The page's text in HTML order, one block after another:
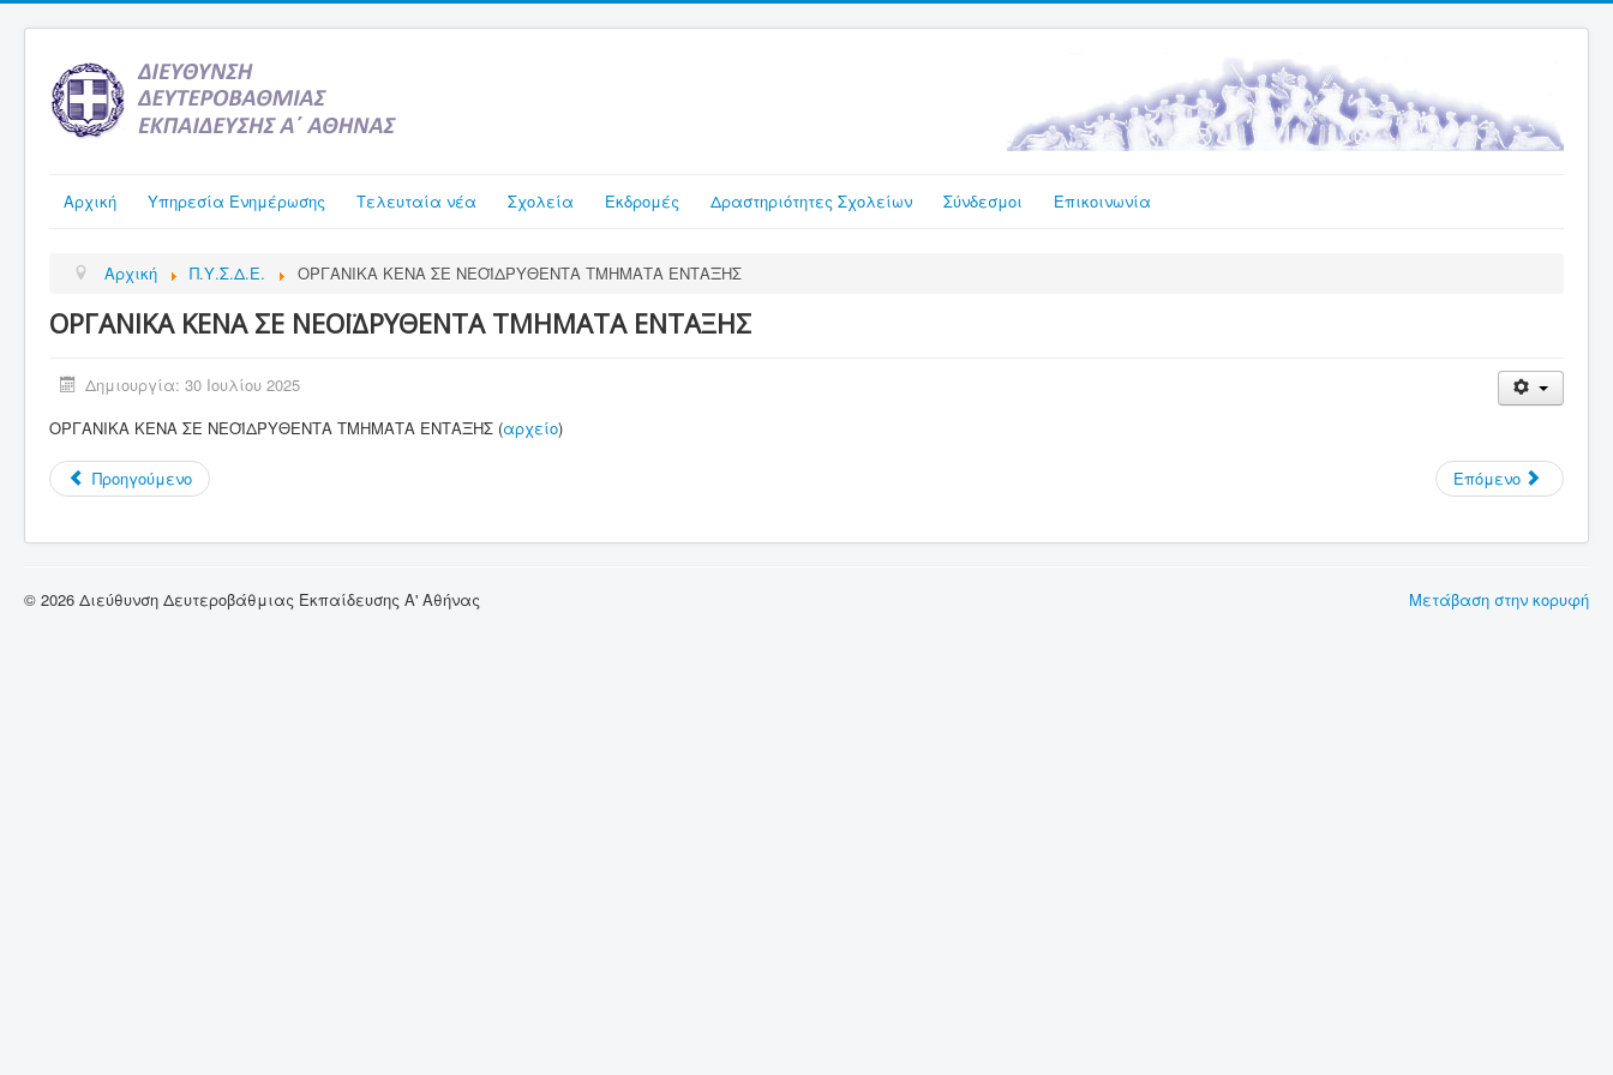
Αρχική Υπηρεσία Ενημέρωσης Τελευταία νέα Σχολεία Εκδρομές Δραστηριότητες Σχολείων Σύνδεσμοι Επικοινωνία
Αρχική Π.Υ.Σ.Δ.Ε. ΟΡΓΑΝΙΚΑ ΚΕΝΑ ΣΕ ΝΕΟΪΔΡΥΘΕΝΤΑ ΤΜΗΜΑΤΑ ΕΝΤΑΞΗΣ
ΟΡΓΑΝΙΚΑ ΚΕΝΑ ΣΕ ΝΕΟΪΔΡΥΘΕΝΤΑ ΤΜΗΜΑΤΑ ΕΝΤΑΞΗΣ
Δημιουργία: 30 Ιουλίου 2025
ΟΡΓΑΝΙΚΑ ΚΕΝΑ ΣΕ ΝΕΟΪΔΡΥΘΕΝΤΑ ΤΜΗΜΑΤΑ ΕΝΤΑΞΗΣ (αρχείο)
Προηγούμενο Επόμενο
Μετάβαση στην κορυφή
© 2026 Διεύθυνση Δευτεροβάθμιας Εκπαίδευσης Α' Αθήνας